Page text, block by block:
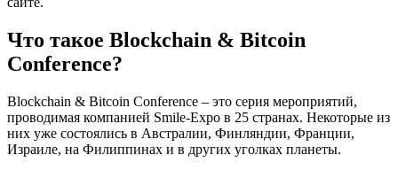
Что такое Blockchain & Bitcoin
Conference?
Blockchain & Bitcoin Conference – это серия мероприятий,
проводимая компанией Smile-Expo в 25 странах. Некоторые из
них уже состоялись в Австралии, Финляндии, Франции,
Израиле, на Филиппинах и в других уголках планеты.